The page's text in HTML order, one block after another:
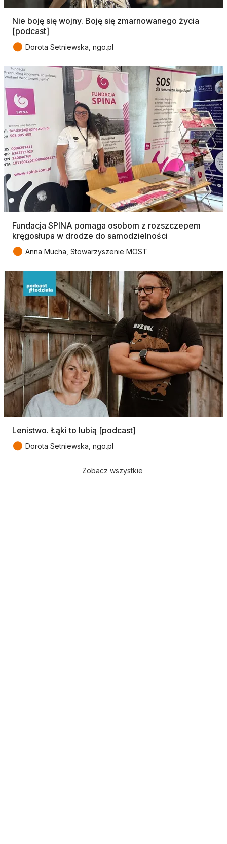
Nie boję się wojny. Boję się zmarnowanego życia
[podcast]
● Dorota Setniewska, ngo.pl
Fundacja SPINA pomaga osobom z rozszczepem
kręgosłupa w drodze do samodzielności
● Anna Mucha, Stowarzyszenie MOST
Lenistwo. Łąki to lubią [podcast]
● Dorota Setniewska, ngo.pl
Zobacz wszystkie